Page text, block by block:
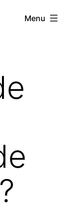
Menu